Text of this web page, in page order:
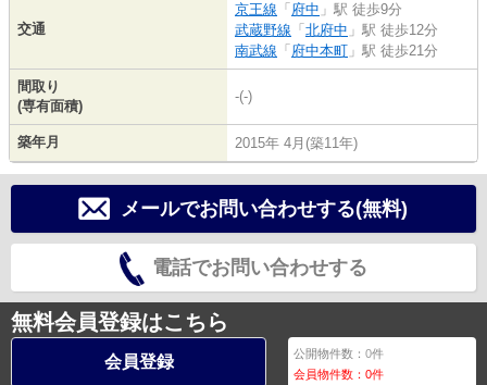
交通
京王線 「 府中 」駅 徒歩9分
武蔵野線 「 北府中 」駅 徒歩12分
南武線 「 府中本町 」駅 徒歩21分
間取り
(専有面積)
-(-)
築年月 2015年 4月(築11年)
メールでお問い合わせする(無料)
電話でお問い合わせする
無料会員登録はこちら
会員登録 公開物件数：0件
会員物件数：0件